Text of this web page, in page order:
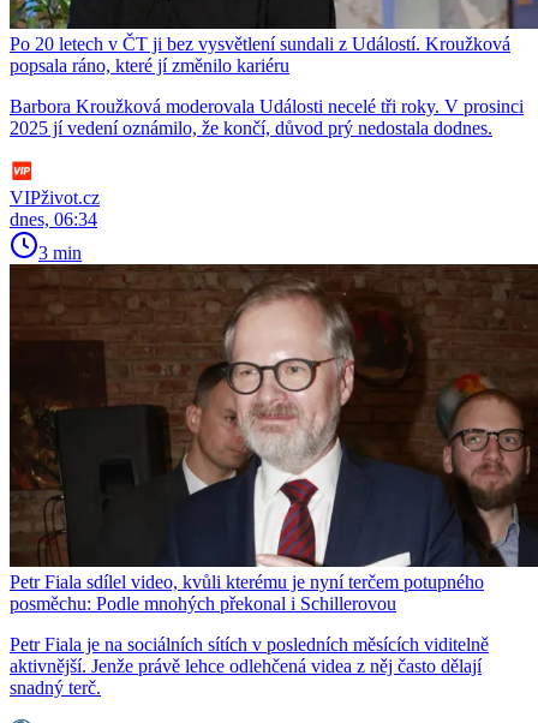
Po 20 letech v ČT ji bez vysvětlení sundali z Událostí. Kroužková
popsala ráno, které jí změnilo kariéru
Barbora Kroužková moderovala Události necelé tři roky. V prosinci
2025 jí vedení oznámilo, že končí, důvod prý nedostala dodnes.
VIPživot.cz
dnes, 06:34
3 min
Petr Fiala sdílel video, kvůli kterému je nyní terčem potupného
posměchu: Podle mnohých překonal i Schillerovou
Petr Fiala je na sociálních sítích v posledních měsících viditelně
aktivnější. Jenže právě lehce odlehčená videa z něj často dělají
snadný terč.